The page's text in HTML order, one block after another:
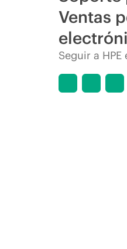
Ventas
Seguir a HPE